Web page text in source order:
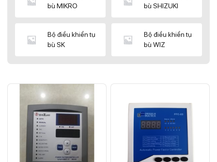
bù MIKRO
bù SHIZUKI
Bộ điều khiển tụ
bù SK
Bộ điều khiển tụ
bù WIZ